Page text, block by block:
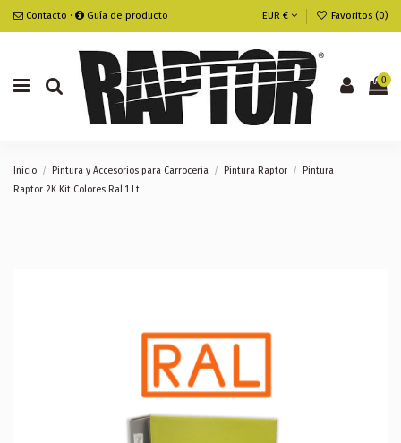
Contacto · Guía de producto EUR € Favoritos (0)
0
Inicio Pintura y Accesorios para Carrocería Pintura Raptor
Pintura
Raptor 2K Kit Colores Ral 1 Lt